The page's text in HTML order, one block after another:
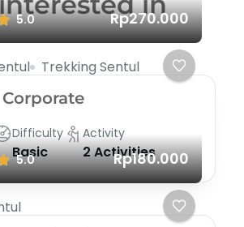
5.0 Rp270.000
Trekking Sentul
Difficulty
Basic
Activity
2 Activities
5.0 Rp180.000